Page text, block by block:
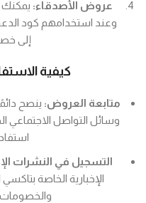
عروض الأصدقاء: يمكنك
وعند استخدامهم كود
إلى
كيفية
متابعة العروض: ينصح
وسائل التواصل الاجتماعي
التسجيل في النشرات
الإخبارية الخاصة
والخصومات